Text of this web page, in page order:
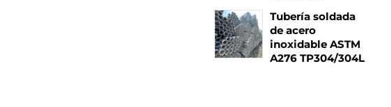
Tubería soldada
de acero
inoxidable ASTM
A276 TP304/304L